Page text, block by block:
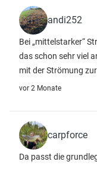
andi252
Bei „mittelstarker“
das schon sehr viel
mit der Strömung
vor 2 Monate
carpforce
Da passt die